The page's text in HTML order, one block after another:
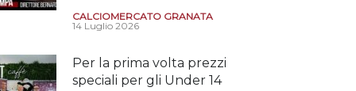
CALCIOMERCATO GRANATA
14 Luglio 2026
Per la prima volta prezzi
speciali per gli Under 14